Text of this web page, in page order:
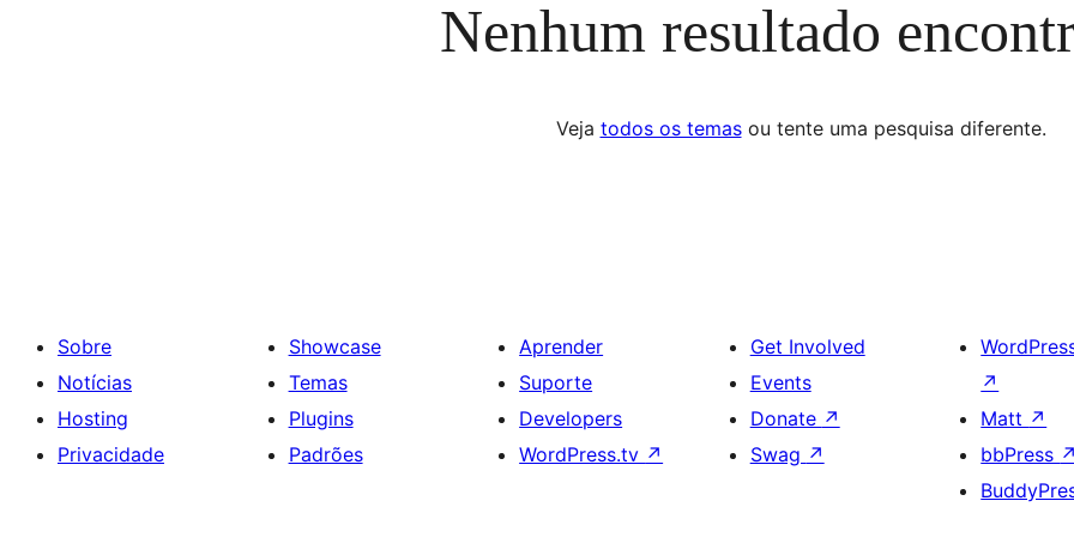
Nenhum resultado
Veja todos os temasou tente uma pesquisa diferente.
Sobre
Notícias
Hosting
Privacidade
Showcase
Temas
Plugins
Padrões
Aprender
Suporte
Developers
WordPress.tv ↗
Get Involved
Events
Donate ↗
Swag ↗
↗
Matt ↗
bbPress ↗